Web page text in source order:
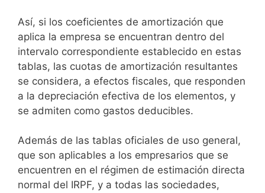
Así, si los coeficientes de amortización que
aplica la empresa se encuentran dentro del
intervalo correspondiente establecido en estas
tablas, las cuotas de amortización resultantes
se con­sidera, a efectos fiscales, que responden
a la depreciación efectiva de los elementos, y
se admiten como gastos dedu­cibles.
Además de las tablas oficiales de uso general,
que son apli­cables a los empresarios que se
encuentren en el régimen de estimación directa
normal del IRPF, y a todas las sociedades,